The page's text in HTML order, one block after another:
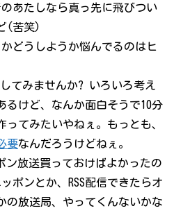
あたしなら真っ先に飛びつい
(苦笑)
どうしようか悩んでるのはヒ
てみませんか? いろいろ考え
るけど、なんか面白そうで10分
ってみたいやねぇ。もっとも、
要なんだろうけどねぇ。
ン放送買っておけばよかったの
ポンとか、RSS配信できたらオ
の放送局、やってくんないかな